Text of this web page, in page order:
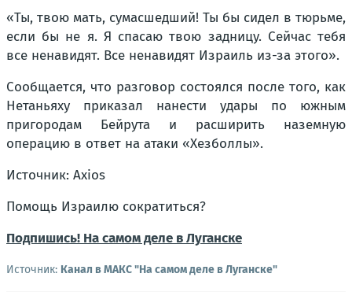
«Ты, твою мать, сумасшедший! Ты бы сидел в тюрьме,
если бы не я. Я спасаю твою задницу. Сейчас тебя
все ненавидят. Все ненавидят Израиль из-за этого».
Сообщается, что разговор состоялся после того, как
Нетаньяху приказал нанести удары по южным
пригородам Бейрута и расширить наземную
операцию в ответ на атаки «Хезболлы».
Источник: Axios
Помощь Израилю сократиться?
Подпишись! На самом деле в Луганске
Источник: Канал в МАКС "На самом деле в Луганске"